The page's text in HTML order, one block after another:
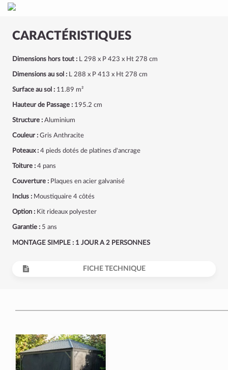
CARACTÉRISTIQUES
Dimensions hors tout : L 298 x P 423 x Ht 278 cm
Dimensions au sol : L 288 x P 413 x Ht 278 cm
Surface au sol : 11.89 m²
Hauteur de Passage : 195.2 cm
Structure : Aluminium
Couleur : Gris Anthracite
Poteaux : 4 pieds dotés de platines d'ancrage
Toiture : 4 pans
Couverture : Plaques en acier galvanisé
Inclus : Moustiquaire 4 côtés
Option : Kit rideaux polyester
Garantie : 5 ans
MONTAGE SIMPLE : 1 JOUR A 2 PERSONNES
FICHE TECHNIQUE